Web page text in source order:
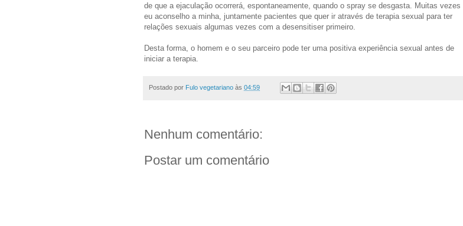
de que a ejaculação ocorrerá, espontaneamente, quando o spray se desgasta. Muitas vezes
eu aconselho a minha, juntamente pacientes que quer ir através de terapia sexual para ter
relações sexuais algumas vezes com a desensitiser primeiro.
Desta forma, o homem e o seu parceiro pode ter uma positiva experiência sexual antes de
iniciar a terapia.
Postado por Fulo vegetariano às 04:59
Nenhum comentário:
Postar um comentário